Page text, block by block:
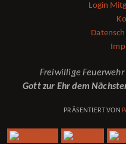
Login
Freiwillige
Gott zur Ehr dem
PRÄSENTIERT VON